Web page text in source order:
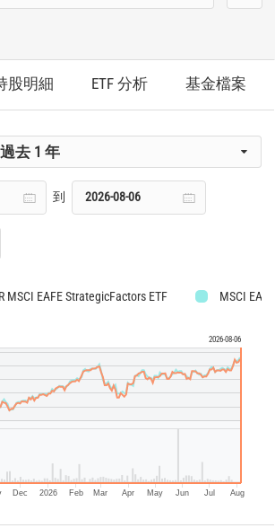
股明細 ETF 分析 基金檔案
過去 1 年
到
MSCI EAFE StrategicFactors ETF MSCI
2026-08-06
Dec 2026 Feb Mar Apr May Jun Jul Aug